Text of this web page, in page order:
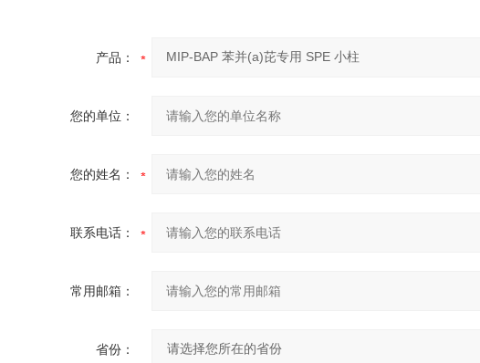
产品：
您的单位：
您的姓名：
联系电话：
常用邮箱：
省份：